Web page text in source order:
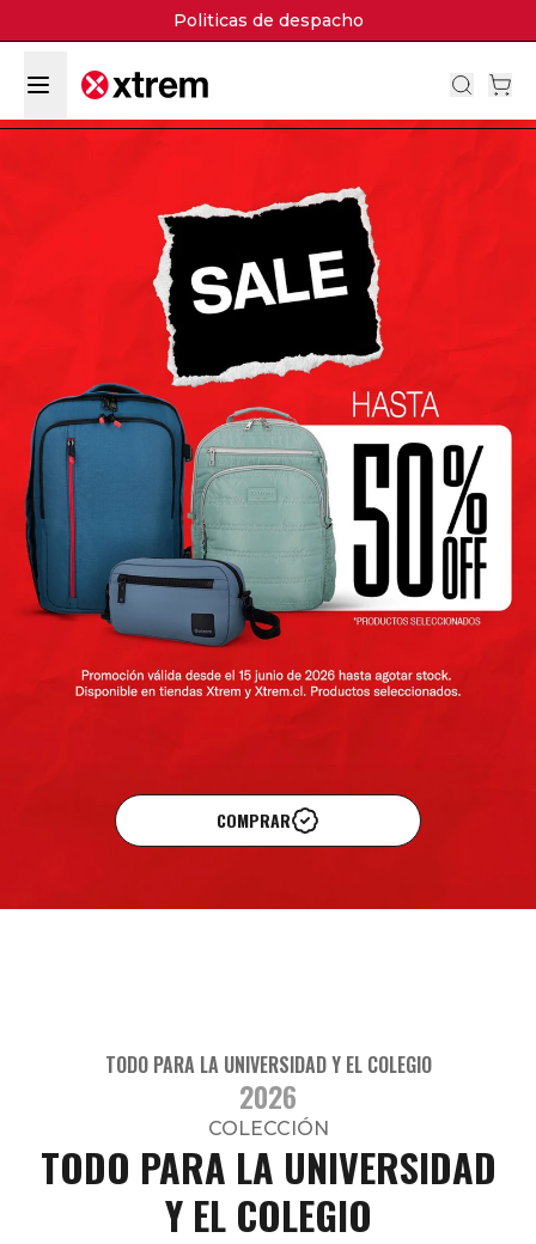
Politicas de despacho
COMPRAR
TODO PARA LA UNIVERSIDAD Y EL COLEGIO
2026
COLECCIÓN
TODO PARA LA UNIVERSIDAD
Y EL COLEGIO